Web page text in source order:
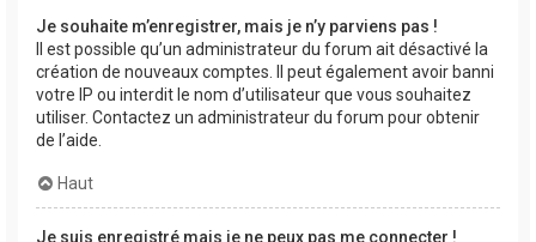
Je souhaite m’enregistrer, mais je n’y parviens pas !
Il est possible qu’un administrateur du forum ait désactivé la
création de nouveaux comptes. Il peut également avoir banni
votre IP ou interdit le nom d’utilisateur que vous souhaitez
utiliser. Contactez un administrateur du forum pour obtenir
de l’aide.
Haut
Je suis enregistré mais je ne peux pas me connecter !